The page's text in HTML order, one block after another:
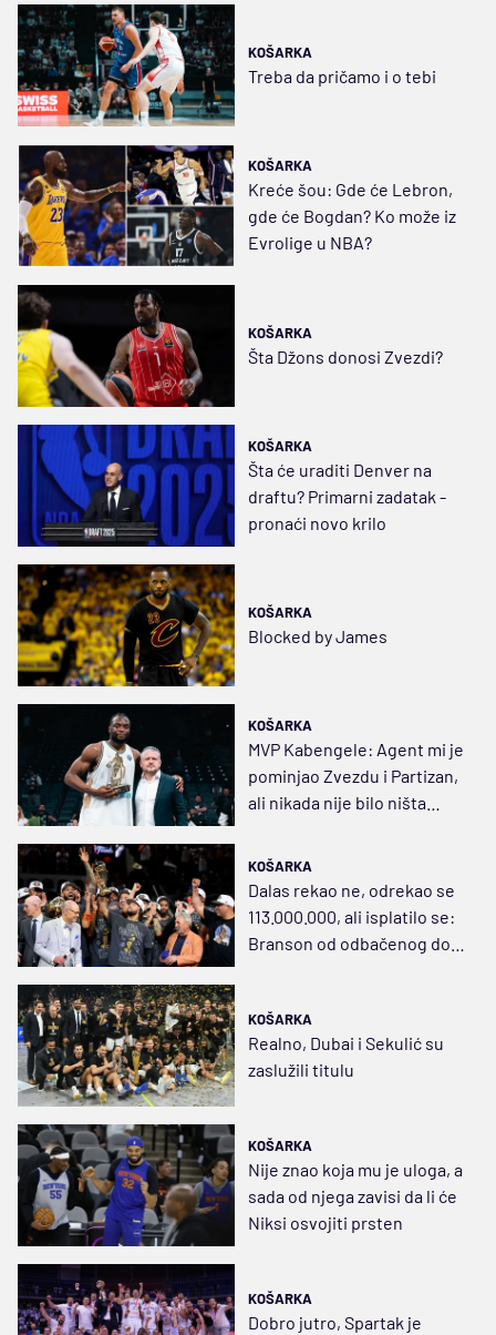
KOŠARKA
Treba da pričamo i o tebi
KOŠARKA
Kreće šou: Gde će Lebron,
gde će Bogdan? Ko može iz
Evrolige u NBA?
KOŠARKA
Šta Džons donosi Zvezdi?
KOŠARKA
Šta će uraditi Denver na
draftu? Primarni zadatak -
pronaći novo krilo
KOŠARKA
Blocked by James
KOŠARKA
MVP Kabengele: Agent mi je
pominjao Zvezdu i Partizan,
ali nikada nije bilo ništa
KOŠARKA
Dalas rekao ne, odrekao se
113.000.000, ali isplatilo se:
Branson od odbačenog do
KOŠARKA
Realno, Dubai i Sekulić su
zaslužili titulu
KOŠARKA
Nije znao koja mu je uloga, a
sada od njega zavisi da li će
Niksi osvojiti prsten
KOŠARKA
Dobro jutro, Spartak je